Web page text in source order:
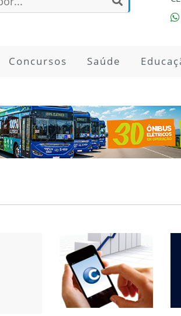
Concursos Saúde